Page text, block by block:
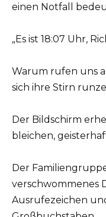
einen Notfall
„Es ist 18:07 Uhr,
Warum rufen uns
sich ihre Stirn
Der Bildschirm
bleichen,
Der
verschwommenes
Ausrufezeichen